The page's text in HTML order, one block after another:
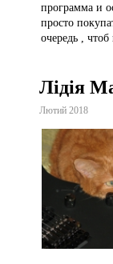
программа и
просто
очередь ,
Лідія
Лютий 2018